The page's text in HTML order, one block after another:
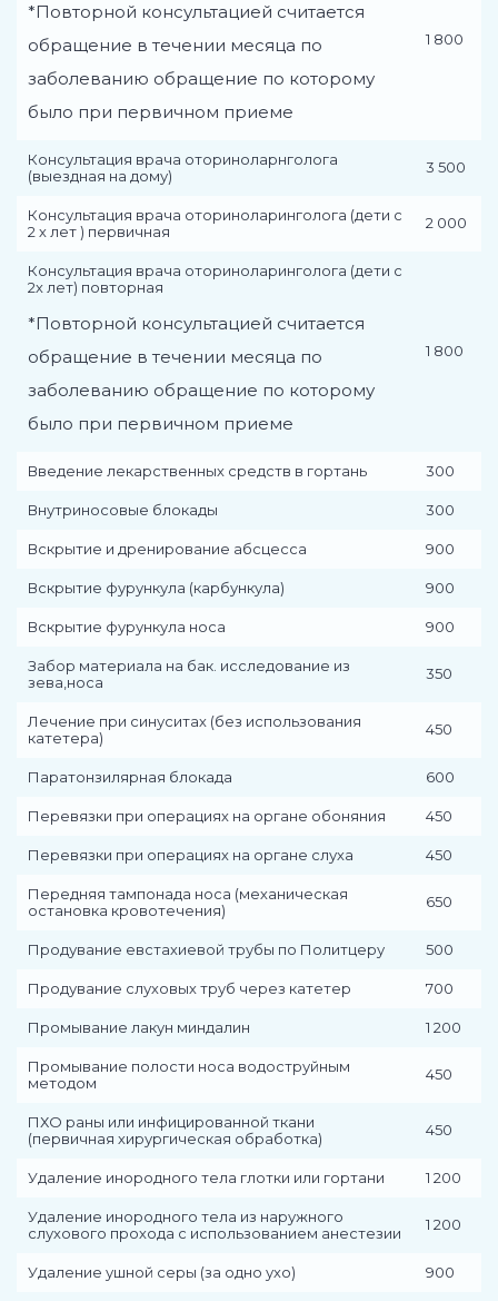
*Повторной консультацией считается
обращение в течении месяца по
заболеванию обращение по которому
было при первичном приеме
1 800
Консультация врача оториноларнголога
(выездная на дому)
3 500
Консультация врача оториноларинголога (дети с
2 х лет ) первичная
2 000
Консультация врача оториноларинголога (дети с
2х лет) повторная
*Повторной консультацией считается
обращение в течении месяца по
заболеванию обращение по которому
было при первичном приеме
1 800
Введение лекарственных средств в гортань 300
Внутриносовые блокады 300
Вскрытие и дренирование абсцесса 900
Вскрытие фурункула (карбункула) 900
Вскрытие фурункула носа 900
Забор материала на бак. исследование из
зева,носа
350
Лечение при синуситах (без использования
катетера)
450
Паратонзилярная блокада 600
Перевязки при операциях на органе обоняния 450
Перевязки при операциях на органе слуха 450
Передняя тампонада носа (механическая
остановка кровотечения)
650
Продувание евстахиевой трубы по Политцеру 500
Продувание слуховых труб через катетер 700
Промывание лакун миндалин 1 200
Промывание полости носа водоструйным
методом
450
ПХО раны или инфицированной ткани
(первичная хирургическая обработка)
450
Удаление инородного тела глотки или гортани 1 200
Удаление инородного тела из наружного
слухового прохода с использованием анестезии
1 200
Удаление ушной серы (за одно ухо) 900